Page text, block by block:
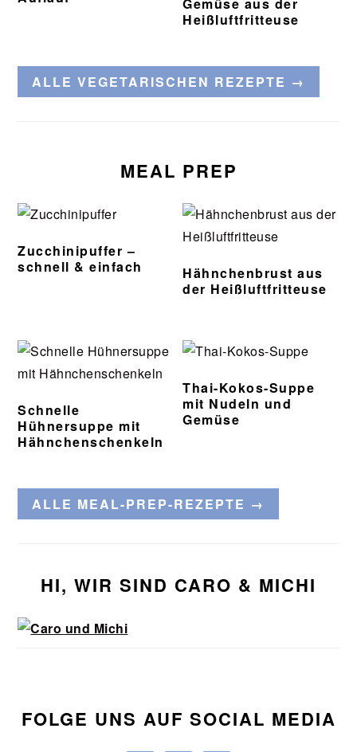
Heißluftfritteuse
ALLE VEGETARISCHEN REZEPTE →
MEAL PREP
Zucchinipuffer –
schnell & einfach
Hähnchenbrust aus
der Heißluftfritteuse
Schnelle
Hühnersuppe mit
Hähnchenschenkeln
Thai-Kokos-Suppe
mit Nudeln und
Gemüse
ALLE MEAL-PREP-REZEPTE →
HI, WIR SIND CARO & MICHI
FOLGE UNS AUF SOCIAL MEDIA